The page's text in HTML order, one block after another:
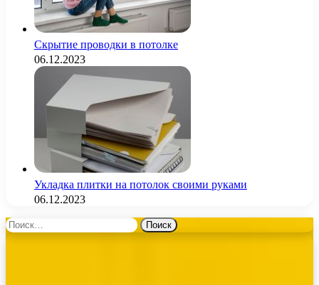
Скрытие проводки в потолке
06.12.2023
Укладка плитки на потолок своими руками
06.12.2023
Найти: